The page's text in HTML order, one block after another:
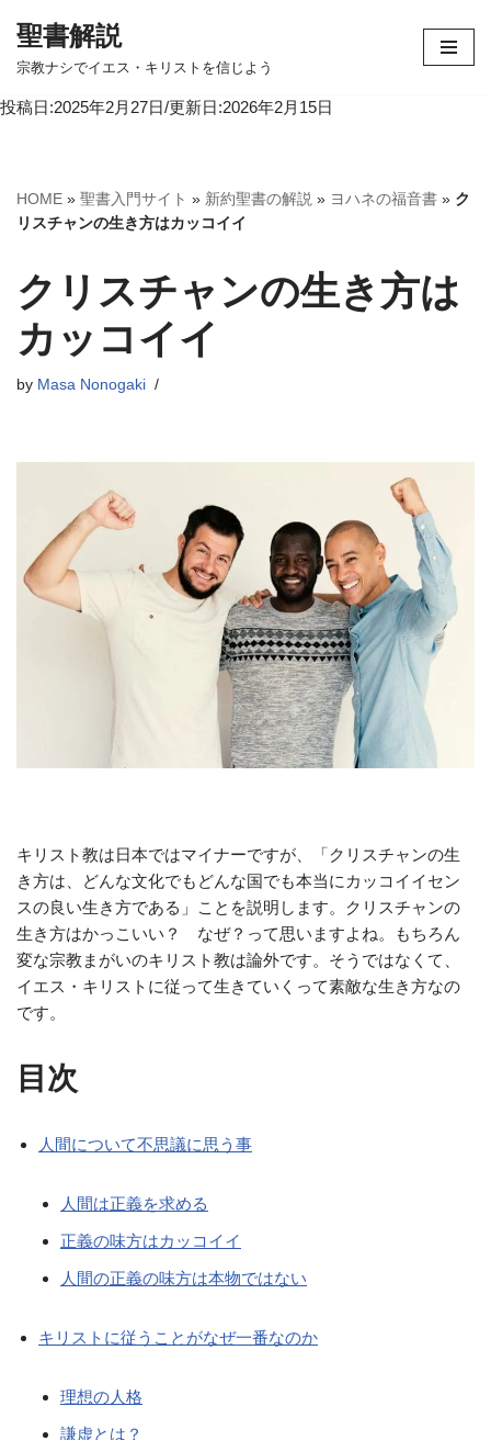
コ
テ
へ
ス
プ
聖書解説
宗教ナシでイエス・キリストを信じよう
投稿日:2025年2月27日/更新日:2026年2月15日
HOME » 聖書入門サイト » 新約聖書の解説 » ヨハネの福音書 » ク
リスチャンの生き方はカッコイイ
クリスチャンの生き方は
カッコイイ
by Masa Nonogaki
キリスト教は日本ではマイナーですが、「クリスチャンの生
き方は、どんな文化でもどんな国でも本当にカッコイイセン
スの良い生き方である」ことを説明します。クリスチャンの
生き方はかっこいい？ なぜ？って思いますよね。もちろん
変な宗教まがいのキリスト教は論外です。そうではなくて、
イエス・キリストに従って生きていくって素敵な生き方なの
です。
目次
人間について不思議に思う事
人間は正義を求める
正義の味方はカッコイイ
人間の正義の味方は本物ではない
キリストに従うことがなぜ一番なのか
理想の人格
謙虚とは？